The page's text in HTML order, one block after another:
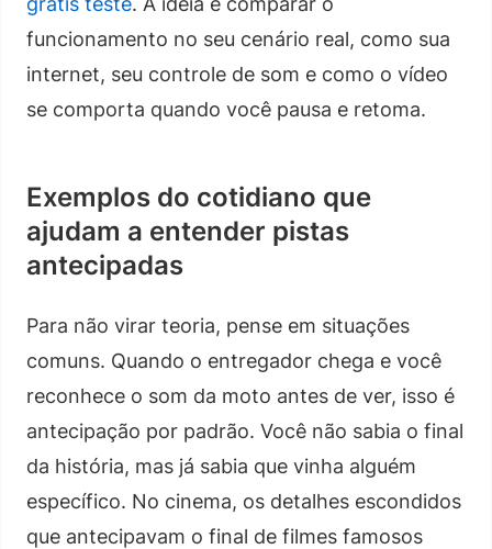
funcionamento no seu cenário real, como sua
internet, seu controle de som e como o vídeo
se comporta quando você pausa e retoma.
Exemplos do cotidiano que
ajudam a entender pistas
antecipadas
Para não virar teoria, pense em situações
comuns. Quando o entregador chega e você
reconhece o som da moto antes de ver, isso é
antecipação por padrão. Você não sabia o final
da história, mas já sabia que vinha alguém
específico. No cinema, os detalhes escondidos
que antecipavam o final de filmes famosos